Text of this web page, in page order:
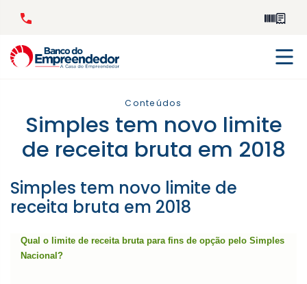
Conteúdos
Simples tem novo limite
de receita bruta em 2018
Simples tem novo limite de
receita bruta em 2018
Qual o limite de receita bruta para fins de opção pelo Simples
Nacional?